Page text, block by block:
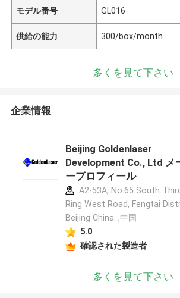
モデル番号 GL016
供給の能力 300/box/month
多くを見て下さい
企業情報
Beijing Goldenlaser
Development Co., Ltd メ
ープロフィール
A2-53A, No.65 South
Ring West Road, Fengtai
Beijing China. ,中国
5.0
確認された製造者
多くを見て下さい